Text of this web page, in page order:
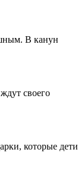
В канун
своего
которые дети